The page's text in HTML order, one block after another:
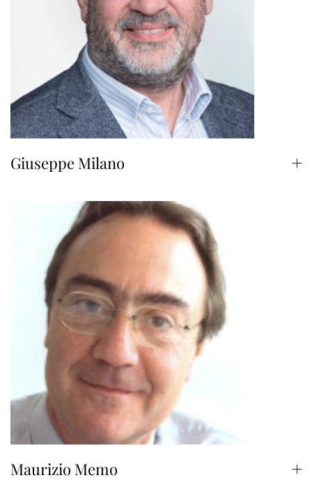
Giuseppe Milano
Maurizio Memo